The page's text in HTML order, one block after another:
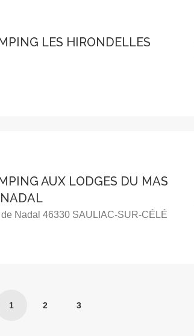
LES HIRONDELLES
AUX LODGES DU MAS
de Nadal 46330 SAULIAC-SUR-CÉLÉ
1 2 3